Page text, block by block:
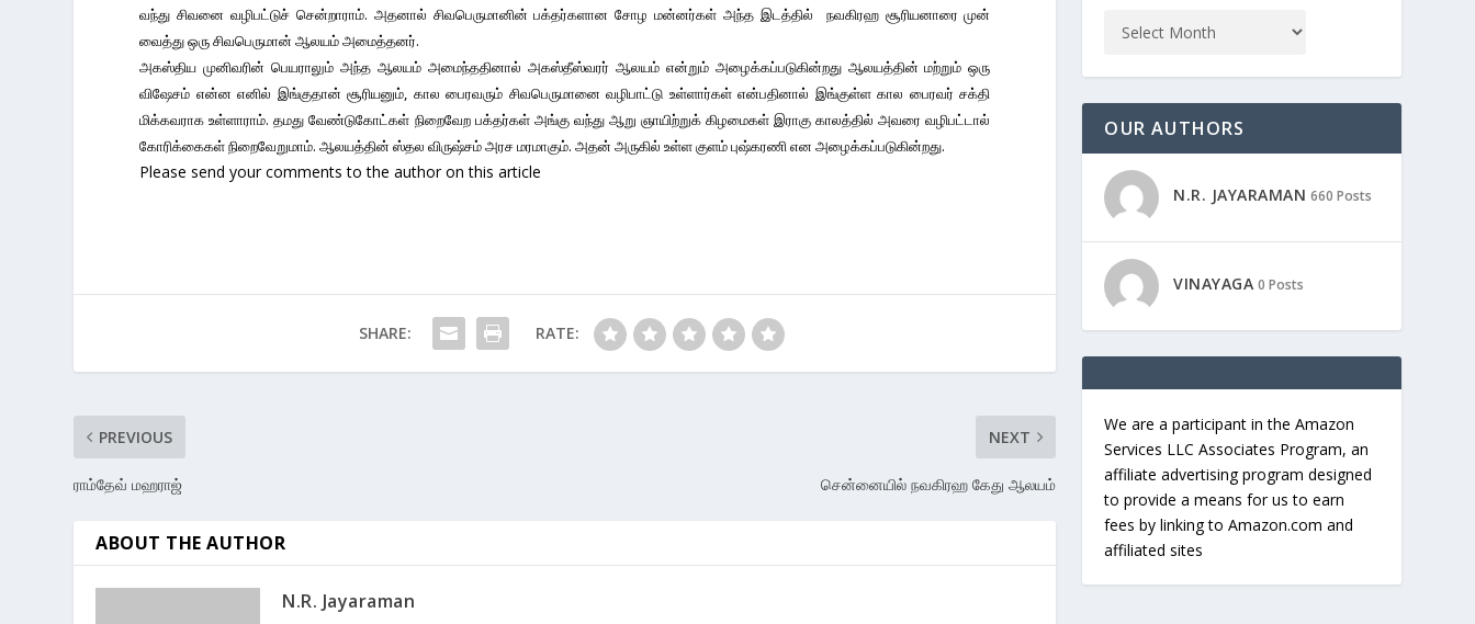
வந்து சிவனை வழிபட்டுச் சென்றாராம். அதனால் சிவபெருமானின் பக்தர்களான சோழ மன்னர்கள் அந்த இடத்தில் நவகிரஹ சூரியனாரை முன்
வைத்து ஒரு சிவபெருமான் ஆலயம் அமைத்தனர்.
அகஸ்திய முனிவரின் பெயராலும் அந்த ஆலயம் அமைந்ததினால் அகஸ்தீஸ்வரர் ஆலயம் என்றும் அழைக்கப்படுகின்றது ஆலயத்தின் மற்றும் ஒரு
விஷேசம் என்ன எனில் இங்குதான் சூரியனும், கால பைரவரும் சிவபெருமானை வழிபாட்டு உள்ளார்கள் என்பதினால் இங்குள்ள கால பைரவர் சக்தி
மிக்கவராக உள்ளாராம். தமது வேண்டுகோட்கள் நிறைவேற பக்தர்கள் அங்கு வந்து ஆறு ஞாயிற்றுக் கிழமைகள் இராகு காலத்தில் அவரை வழிபட்டால்
கோரிக்கைகள் நிறைவேறுமாம். ஆலயத்தின் ஸ்தல விருஷ்சம் அரச மரமாகும். அதன் அருகில் உள்ள குளம் புஷ்கரணி என அழைக்கப்படுகின்றது.
Please send your comments to the author on this article
SHARE: RATE:
PREVIOUS
ராம்தேவ் மஹராஜ்
NEXT
சென்னையில் நவகிரஹ கேது ஆலயம்
ABOUT THE AUTHOR
N.R. Jayaraman
OUR AUTHORS
N.R. JAYARAMAN 660 Posts
VINAYAGA 0 Posts
We are a participant in the Amazon
Services LLC Associates Program, an
affiliate advertising program designed
to provide a means for us to earn
fees by linking to Amazon.com and
affiliated sites